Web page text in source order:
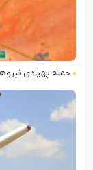
حمله پهپادی